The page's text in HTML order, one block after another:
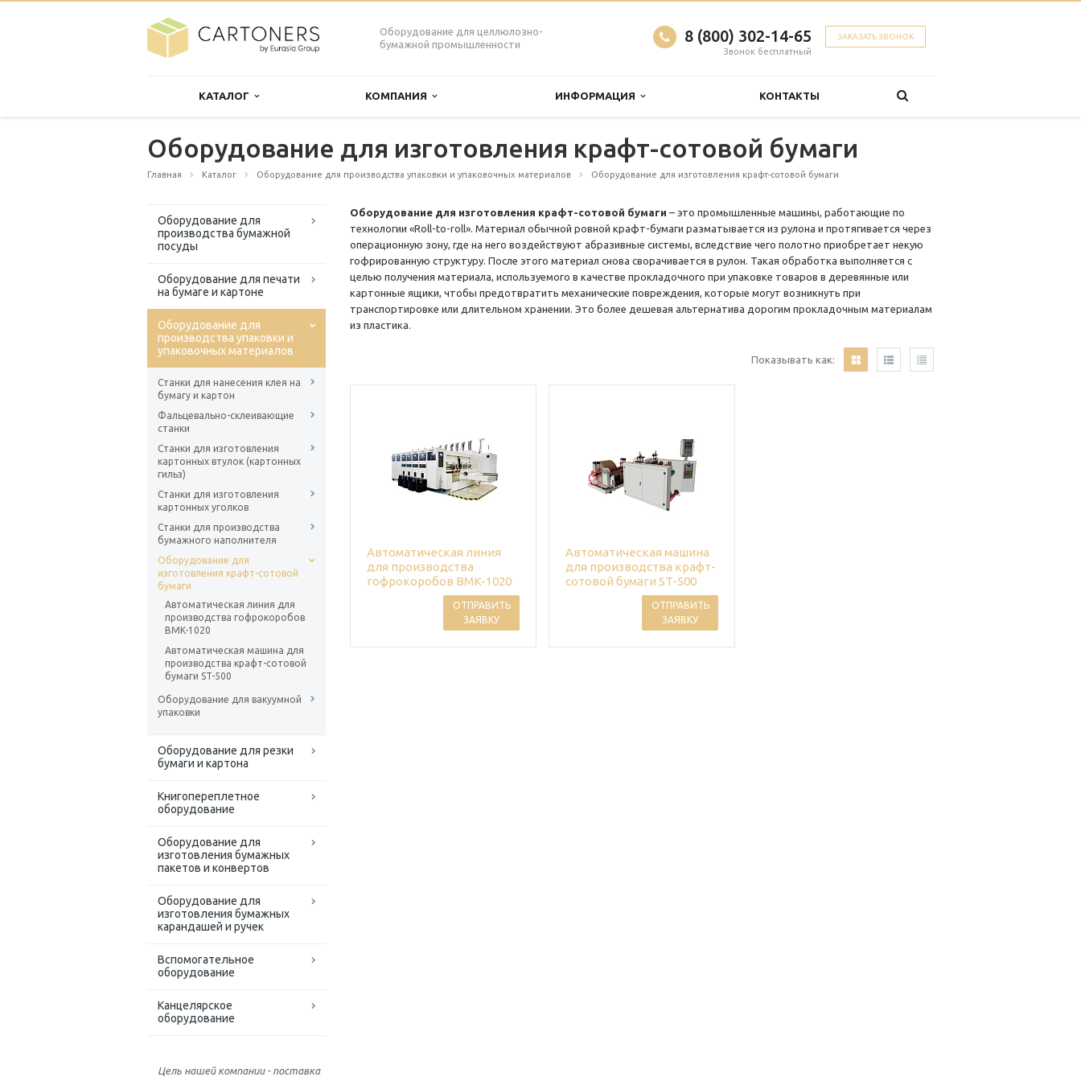
Оборудование для целлюлозно-
бумажной промышленности
ЗАКАЗАТЬ ЗВОНОК
8 (800) 302-14-65
Звонок бесплатный
КАТАЛОГ КОМПАНИЯ ИНФОРМАЦИЯ КОНТАКТЫ
Оборудование для изготовления крафт-сотовой бумаги
Главная Каталог Оборудование для производства упаковки и упаковочных материалов Оборудование для изготовления крафт-сотовой бумаги
Оборудование для
производства бумажной
посуды
Оборудование для печати
на бумаге и картоне
Оборудование для
производства упаковки и
упаковочных материалов
Станки для нанесения клея на
бумагу и картон
Фальцевально-склеивающие
станки
Станки для изготовления
картонных втулок (картонных
гильз)
Станки для изготовления
картонных уголков
Станки для производства
бумажного наполнителя
Оборудование для
изготовления крафт-сотовой
бумаги
Автоматическая линия для
производства гофрокоробов
BMK-1020
Автоматическая машина для
производства крафт-сотовой
бумаги ST-500
Оборудование для вакуумной
упаковки
Оборудование для резки
бумаги и картона
Книгопереплетное
оборудование
Оборудование для
изготовления бумажных
пакетов и конвертов
Оборудование для
изготовления бумажных
карандашей и ручек
Вспомогательное
оборудование
Канцелярское
оборудование
Цель нашей компании - поставка
Оборудование для изготовления крафт-сотовой бумаги – это промышленные машины, работающие по
технологии «Roll-to-roll». Материал обычной ровной крафт-бумаги разматывается из рулона и протягивается через
операционную зону, где на него воздействуют абразивные системы, вследствие чего полотно приобретает некую
гофрированную структуру. После этого материал снова сворачивается в рулон. Такая обработка выполняется с
целью получения материала, используемого в качестве прокладочного при упаковке товаров в деревянные или
картонные ящики, чтобы предотвратить механические повреждения, которые могут возникнуть при
транспортировке или длительном хранении. Это более дешевая альтернатива дорогим прокладочным материалам
из пластика.
Показывать как:
Автоматическая линия
для производства
гофрокоробов BMK-1020
ОТПРАВИТЬ
ЗАЯВКУ
Автоматическая машина
для производства крафт-
сотовой бумаги ST-500
ОТПРАВИТЬ
ЗАЯВКУ